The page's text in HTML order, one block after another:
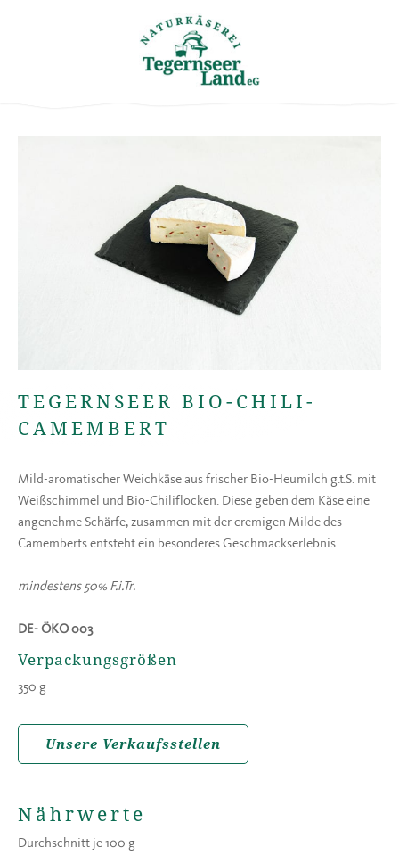
TEGERNSEER BIO-CHILI-
CAMEMBERT
Mild-aromatischer Weichkäse aus frischer Bio-Heumilch g.t.S. mit
Weißschimmel und Bio-Chiliflocken. Diese geben dem Käse eine
angenehme Schärfe, zusammen mit der cremigen Milde des
Camemberts entsteht ein besonderes Geschmackserlebnis.
mindestens 50% F.i.Tr.
DE- ÖKO 003
Verpackungsgrößen
350 g
Unsere Verkaufsstellen
Nährwerte
Durchschnitt je 100 g